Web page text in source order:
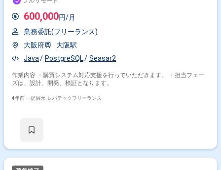
600,000円/月
業務委託(フリーランス)
大阪府
大阪駅
Java
PostgreSQL Seasar2
作業内容 ・購買システム対応支援を行っていただきます。 ・担当フェー
ズは、設計、開発、検証となります。
4年前・ 提供元: レバテックフリーランス